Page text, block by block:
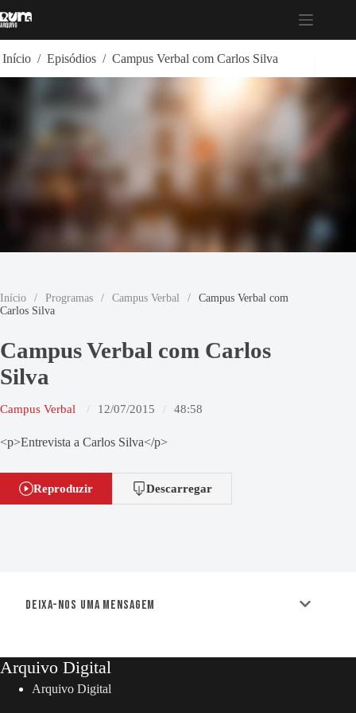
para
Início / Episódios / Campus Verbal com Carlos Silva
Início / Programas / Campus Verbal /
Campus Verbal com
Carlos Silva
Campus Verbal com Carlos
Silva
Campus Verbal 12/07/2015 48:58
<p>Entrevista a Carlos Silva</p>
Reproduzir Descarregar
Deixa-nos uma mensagem
Arquivo Digital
Arquivo Digital